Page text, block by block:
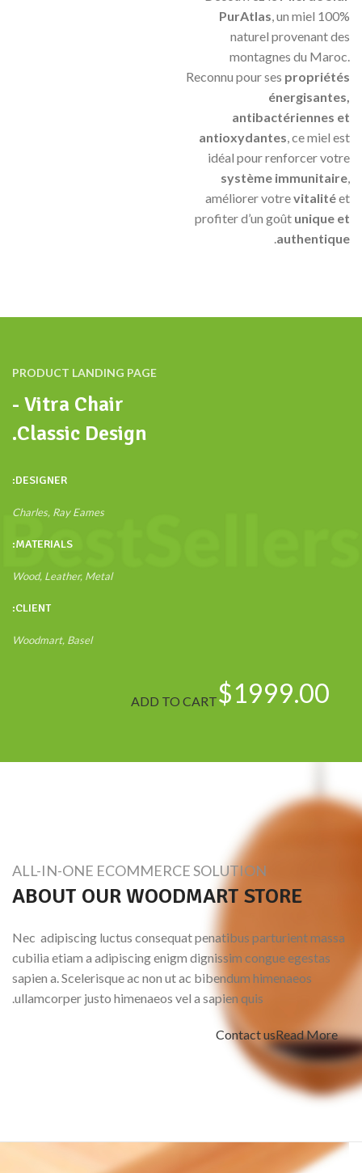
PurAtlas , un miel 100%
naturel provenant des
montagnes du Maroc.
Reconnu pour ses propriétés
énergisantes,
antibactériennes et
antioxydantes , ce miel est
idéal pour renforcer votre
système immunitaire
améliorer votrevitalitéet
profiter d’un goût unique et
authentique
PRODUCT LANDING PAGE
Vitra Chair -
Classic Design.
DESIGNER:
Charles, Ray Eames
MATERIALS:
Wood, Leather, Metal
CLIENT:
Woodmart, Basel
$1999.00
ADD TO CART
ALL-IN-ONE ECOMMERCE SOLUTION
ABOUT OUR WOODMART STORE
Nec adipiscing luctus consequat penatibus parturient massa
cubilia etiam a adipiscing enigm dignissim congue egestas
sapien a. Scelerisque ac non ut ac bibendum himenaeos
ullamcorper justo himenaeos vel a sapien quis.
Read More
Contact us